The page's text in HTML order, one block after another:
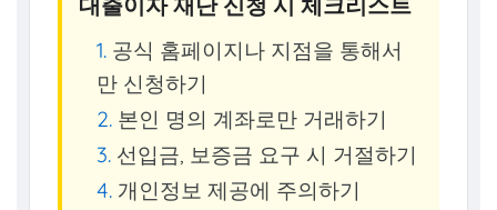
공식 홈페이지나 지점을 통해서
만 신청하기
본인 명의 계좌로만 거래하기
선입금, 보증금 요구 시 거절하기
개인정보 제공에 주의하기